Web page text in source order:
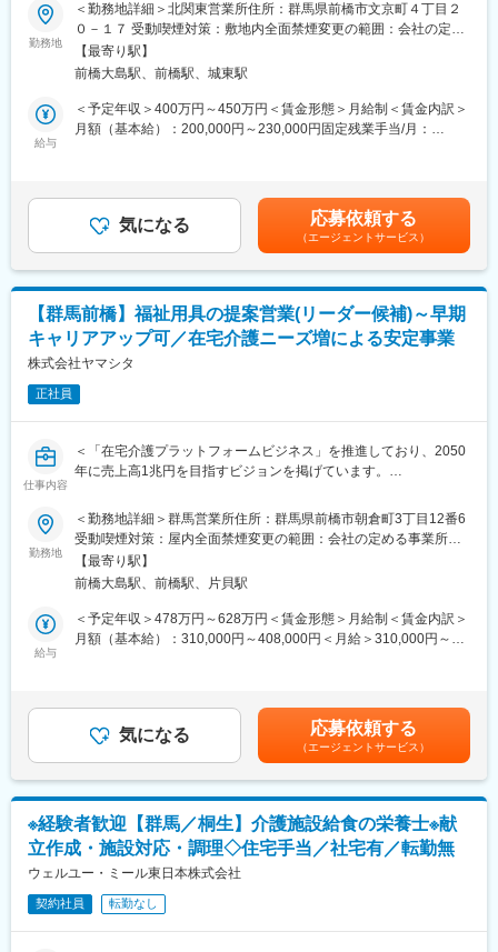
機会が年4回あるため、頑張りや実績で早期にマネジメントへも挑
戦できる環境となっています。
■キャリアパス
未経験から2年でリーダー、9年で複数営業所を統括するブロック
のチャレンジも可能です。
■魅力点：
・成果とプロセスが評価される明確な評価制度あり！最大年４回
の昇進・昇格制度により、スピード感をもったキャリア形成も可
能
・社会貢献性の高い介護業界にてトップ級シェア！売上も右肩上
がり。2030年に業界No.1になることを目指して全国で増員募集
変更の範囲：会社の定める業務
■業務内容【変更の範囲：なし】
当社の営業職として、車椅子やストレッチャー等福祉機器の営業
をお任せします。
顧客は福祉機器のレンタル会社や販売会社で既存の取引がある企
業に対しての営業活動です。
営業として顧客の要望をしっかりヒアリングすることがとても重
◎「ノルマ」ではなく「目標」を個人・チームで目指していただ
きます。個人プレーではなく、チームワークを大切にできる方に
ただきます。直行直帰可能、出張はほとんど御座いません。
＝求人のPOINT＝
【社会貢献性の高い商品】当社の商品は介護される方・介護する
方、双方にやさしいオリジナルの福祉機器です。（例：ご利用者
の方がお一人で乗りかえできる車椅子や、入浴介助が驚くほど簡
単操作で行える入浴リフト等）介護がずっと楽になり、より快適
で安心便利になる価値ある商材ですので、自信をもって提案がで
きます。
【仕事もプライベートも充実】残業は月25h程、平均有給取得日
【未経験の方も安心の研修体制】入社後は座学を含む2週間～数カ
月の研修をご準備しています。座学だけでなく製造部での研修も
あり、製品について理解を深めることができます。
配属後もOJTで先輩社員がサポートするので、安心して業務に取
■同社の特徴
＜製品例＞
・非接触で入浴介助ができる入力機器
・自宅の階段や段差で使用できる昇降機
・要介護者を背負ってトイレまでの移動をサポートする排泄サポ
ート機器
また大手医療・介護機器メーカー向けのOEM製品製造も手掛けて
います。これらの高い技術力と安定した営業基盤を背景に業績は
堅調に推移しており、直近決算では過去最高の売上高も計上して
勤務地
＜勤務地詳細＞北関東営業所住所：群馬県前橋市文京町４丁目２
０－１７ 受動喫煙対策：敷地内全面禁煙変更の範囲：会社の定め
る事業所
【最寄り駅】
前橋大島駅、前橋駅、城東駅
給与
＜予定年収＞400万円～450万円＜賃金形態＞月給制＜賃金内訳＞
月額（基本給）：200,000円～230,000円固定残業手当/月：
定年収は諸手当含む・予定年収は年齢・経験・能力等を考慮の上
決定・賞与あり（前年度実績：年2回、合計5.00ヶ月分） ・昇給
あり：1月あたり5.00%（前年度実績）・皆勤手当（7,000円）・
地域手当（扶養の有無により最大35,000円支給）賃金はあくまで
も目安の金額であり、選考を通じて上下する可能性があります。
月給(月額)は固定手当を含めた表記です。
気になる 応募依頼する
（エージェントサービス）
【群馬前橋】福祉用具の提案営業(リーダー候補)～早期
キャリアアップ可／在宅介護ニーズ増による安定事業
株式会社ヤマシタ
正社員
仕事内容
＜「在宅介護プラットフォームビジネス」を推進しており、2050
年に売上高1兆円を目指すビジョンを掲げています。
を計画しています。＞
■業務内容：【変更の範囲：会社の定める業務】
・居宅介護支援事業者等に福祉用具のレンタル・販売の営業
・利用者に最適な用具の選定、納品、相談対応
・商材は、介護ベッド関連用具、移動関連用具（車いす、歩行器
など）、入浴関連用品、排泄関連用品生活関連用品
営業先はケアマネジャーとなり、ケアマネジャーからの紹介で一
般ユーザー（個人の方々）への福祉用具の選定・相談を行いま
(3)納品後に最適に用具が利用されているか、アフターフォローま
で実施
ケアマネジャーとの信頼関係を構築していく営業活動です。
要望を伺うだけでなく、ケアマネジャーも気づいていないニーズ
を発掘し、提案営業を行います。
※福祉用具…介護ベッド関連用具、歩行器、入浴関連用品等
勤務地
＜勤務地詳細＞群馬営業所住所：群馬県前橋市朝倉町3丁目12番6
受動喫煙対策：屋内全面禁煙変更の範囲：会社の定める事業所
（リモートワーク含む）
【最寄り駅】
前橋大島駅、前橋駅、片貝駅
給与
＜予定年収＞478万円～628万円＜賃金形態＞月給制＜賃金内訳＞
月額（基本給）：310,000円～408,000円＜月給＞310,000円～
までも目安の金額であり、選考を通じて上下する可能性がありま
す。月給(月額)は固定手当を含めた表記です。
気になる 応募依頼する
（エージェントサービス）
※経験者歓迎【群馬／桐生】介護施設給食の栄養士※献
立作成・施設対応・調理◇住宅手当／社宅有／転勤無
ウェルユー・ミール東日本株式会社
契約社員 転勤なし